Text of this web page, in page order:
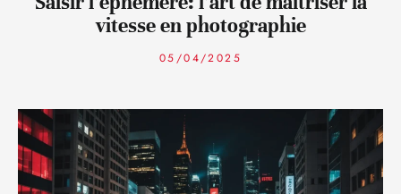
vitesse en photographie
05/04/2025